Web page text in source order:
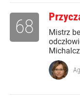
Mistrz
68